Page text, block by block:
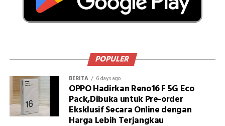
POPULER
BERITA 6 days ago
OPPO Hadirkan Reno16 F 5G Eco
Pack,Dibuka untuk Pre-order
Eksklusif Secara Online dengan
Harga Lebih Terjangkau